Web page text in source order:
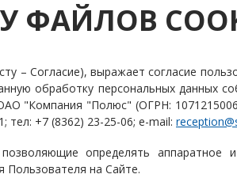
ФАЙЛОВ
– Согласие), выражает согласие
обработку персональных данных
"Компания "Полюс" (ОГРН:
тел: +7 (8362) 23-25-06; e-mail:
определять
Пользователя на Сайте.